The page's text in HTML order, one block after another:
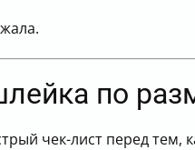
по
чек-лист перед тем,